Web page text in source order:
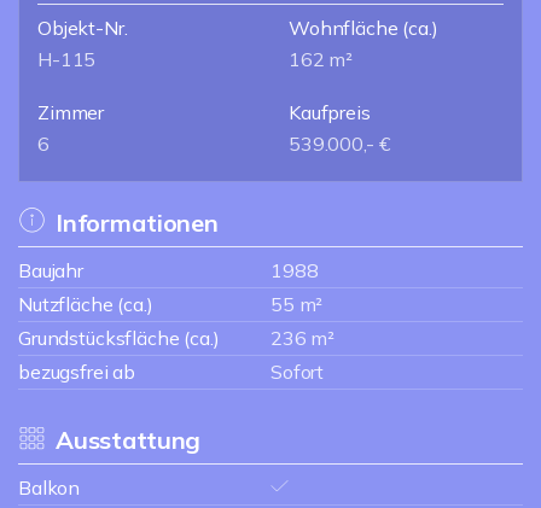
Objekt-Nr.
H-115
Wohnfläche (ca.)
162 m²
Zimmer
6
Kaufpreis
539.000,- €
Informationen
Baujahr
1988
Nutzfläche (ca.)
55 m²
Grundstücksfläche (ca.)
236 m²
bezugsfrei ab
Sofort
Ausstattung
Balkon